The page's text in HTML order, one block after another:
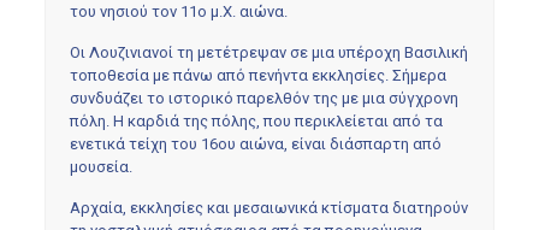
του νησιού τον 11ο μ.Χ. αιώνα.
Οι Λουζινιανοί τη μετέτρεψαν σε μια υπέροχη Βασιλική
τοποθεσία με πάνω από πενήντα εκκλησίες. Σήμερα
συνδυάζει το ιστορικό παρελθόν της με μια σύγχρονη
πόλη. Η καρδιά της πόλης, που περικλείεται από τα
ενετικά τείχη του 16ου αιώνα, είναι διάσπαρτη από
μουσεία.
Αρχαία, εκκλησίες και μεσαιωνικά κτίσματα διατηρούν